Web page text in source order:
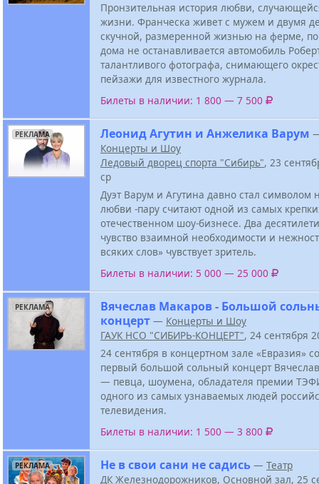
Пронзительная история любви,
жизни. Франческа живет с мужем и двумя
скучной, размеренной жизнью на ферме,
дома не останавливается автомобиль
талантливого фотографа, снимающего
пейзажи для известного журнала.
Билеты в наличии: 1 800 — 7 500
РЕКЛАМА Леонид Агутин и Анжелика Варум
Концерты и Шоу
Ледовый дворец спорта "Сибирь", 23
ср
Дуэт Варум и Агутина давно стал символом
любви -пару считают одной из самых
отечественном шоу-бизнесе. Два
чувство взаимной необходимости и
всяких слов» чувствует зритель.
Билеты в наличии: 5 000 — 25 000
РЕКЛАМА
Вячеслав Макаров - Большой
концерт — Концерты и Шоу
ГАУК НСО "СИБИРЬ-КОНЦЕРТ", 24 сентября
24 сентября в концертном зале «Евразия»
первый большой сольный концерт
— певца, шоумена, обладателя премии
одного из самых узнаваемых людей
телевидения.
Билеты в наличии: 1 500 — 3 800
РЕКЛАМА Не в свои сани не садись — Театр
ДК Железнодорожников, Основной зал, 25